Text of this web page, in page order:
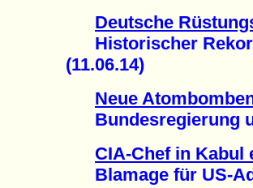
Deutsche
Historischer
(11.06.14)
Neue
Bundesregierung
CIA-Chef in Kabul
Blamage für US-